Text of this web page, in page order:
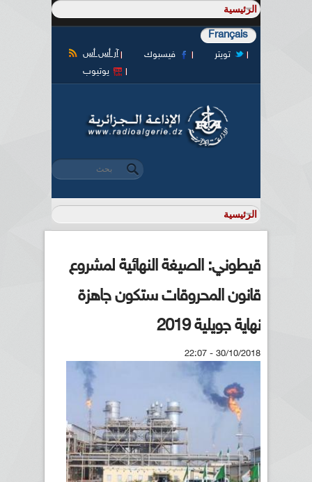
Français
آر أس أس فيسبوك
تويتر
يوتيوب
استمارة البحث
‏بحث ‏
قيطوني: الصيغة النهائية لمشروع
قانون المحروقات ستكون جاهزة
نهاية جويلية 2019
30/10/2018 - 22:07